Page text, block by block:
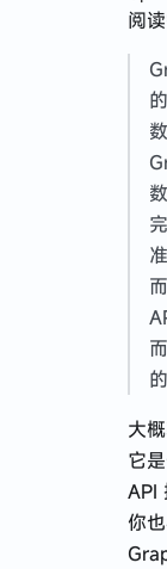
阅
大
它
API
你